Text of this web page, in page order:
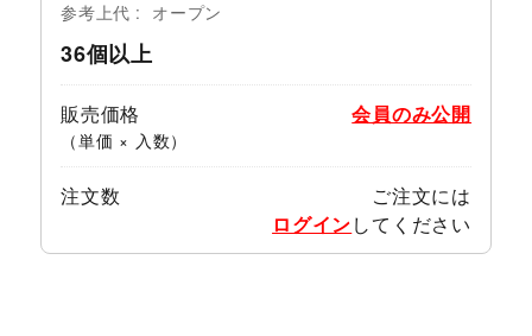
参考上代
オープン
36個以上
販売価格
（単価 × 入数）
会員のみ公開
注文数
ご注文には
ログインしてください